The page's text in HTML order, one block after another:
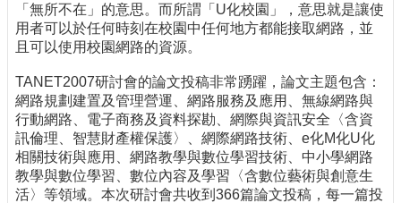
技
術
論
產
業
專
欄
「無所不在」的意思。而所謂「U化校園」，意思就是讓使
用者可以於任何時刻在校園中任何地方都能接取網路，並
且可以使用校園網路的資源。
TANET2007研討會的論文投稿非常踴躍，論文主題包含：
網路規劃建置及管理營運、網路服務及應用、無線網路與
行動網路、電子商務及資料探勘、網際與資訊安全〈含資
訊倫理、智慧財產權保護〉、網際網路技術、e化M化U化
相關技術與應用、網路教學與數位學習技術、中小學網路
教學與數位學習、數位內容及學習〈含數位藝術與創意生
活〉等領域。本次研討會共收到366篇論文投稿，每一篇投